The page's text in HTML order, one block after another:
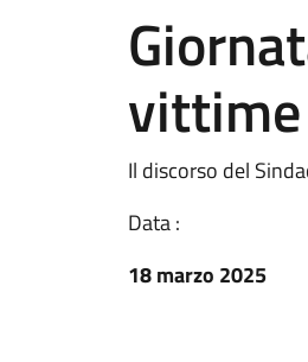
vittime
Il discorso del
Data :
18 marzo 2025